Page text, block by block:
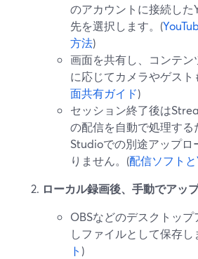
のアカウントに接続した
先を選択します。(
方法)
画面を共有し、コンテ
に応じてカメラやゲス
面共有ガイド)
セッション終了後は
の配信を自動で処理する
Studioでの別途アップロ
りません。(配信ソフト
ローカル録画後、手動でアッ
OBSなどのデスクトッ
しファイルとして保存し
ト )